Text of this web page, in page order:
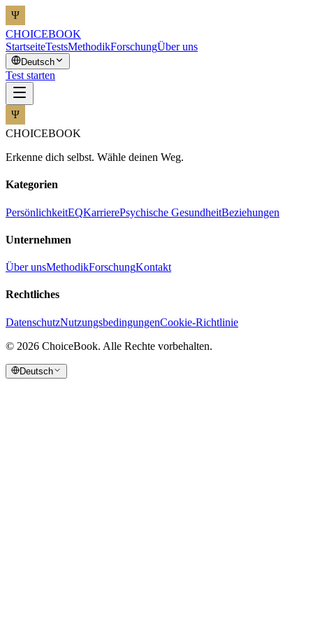
CHOICEBOOK
StartseiteTestsMethodikForschungÜber uns
Deutsch
Test starten
CHOICEBOOK
Erkenne dich selbst. Wähle deinen Weg.
Kategorien
PersönlichkeitEQKarrierePsychische GesundheitBeziehungen
Unternehmen
Über unsMethodikForschungKontakt
Rechtliches
DatenschutzNutzungsbedingungenCookie-Richtlinie
© 2026 ChoiceBook. Alle Rechte vorbehalten.
Deutsch